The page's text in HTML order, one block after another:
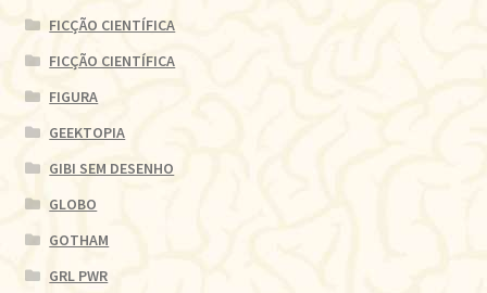
FICÇÃO CIENTÍFICA
FICÇÃO CIENTÍFICA
FIGURA
GEEKTOPIA
GIBI SEM DESENHO
GLOBO
GOTHAM
GRL PWR